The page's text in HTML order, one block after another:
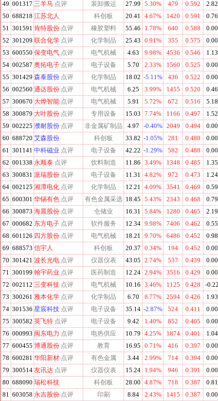
49 001317 三羊马 点评 装卸搬运 27.99 5.30% 479 0.592
50 688218 江苏北人 科创板 20.41 4.67% 1420 0.591
51 301591 肯特股份 点评 橡胶塑料 55.46 1.78% 640 0.588
52 301209 联合化学 点评 化学制品 25.43 0.91% 355 0.575
53 600550 保变电气 点评 电气机械 4.63 9.98% 4536 0.546
54 002587 奥拓电子 点评 电子设备 5.70 2.33% 1560 0.525
55 301429 森泰股份 点评 化学制品 18.02 -5.11% 436 0.522
56 002560 通达股份 点评 电气机械 6.25 3.99% 1455 0.520
57 300670 大烨智能 点评 电气机械 5.91 5.72% 672 0.516
58 300879 大叶股份 点评 专用设备 15.03 7.74% 1166 0.497
59 002225 濮耐股份 点评 非金属矿制品 4.97 -0.40% 2049 0.494
60 688720 艾森股份 科创板 33.82 -1.05% 281 0.488
61 301141 中科磁业 点评 电子设备 42.22 -1.29% 582 0.488
62 001338 永顺泰 点评 饮料制造 11.86 3.49% 1348 0.485
63 300831 派瑞股份 点评 电子设备 11.31 4.82% 972 0.473
64 002125 湘潭电化 点评 化学制品 12.21 4.09% 3541 0.469
65 600301 华锡有色 点评 有色金属采选 18.45 5.43% 2343 0.468
66 300873 海晨股份 点评 仓储业 16.31 5.84% 1280 0.465
67 000682 东方电子 点评 软件服务 12.34 9.98% 7406 0.462
68 601126 四方股份 点评 电气机械 18.21 9.70% 6486 0.452
69 688573 信宇人 科创板 20.37 0.34% 194 0.452
70 301421 波长光电 点评 仪器仪表 43.05 2.74% 537 0.439
71 300199 翰宇药业 点评 医药制造 12.24 2.94% 3516 0.429
72 002112 三变科技 点评 电气机械 10.16 3.46% 1125 0.428
-
73 300261 雅本化学 点评 化学制品 6.70 8.77% 2594 0.426
74 301536 星宸科技 点评 电子设备 35.14 -2.87% 524 0.411
75 300582 英飞特 点评 电子设备 9.42 1.40% 852 0.405
76 000993 闽东电力 点评 电热供应 10.79 4.25% 1874 0.401
77 600455 博通股份 点评 教育 16.95 0.71% 416 0.397
78 600281 华阳新材 点评 有色金属 3.44 2.99% 714 0.394
79 300514 友讯达 点评 仪器仪表 15.24 1.94% 946 0.391
80 688090 瑞松科技 科创板 28.00 4.87% 718 0.387
81 603058 永吉股份 点评 印刷 8.84 2.43% 1415 0.387